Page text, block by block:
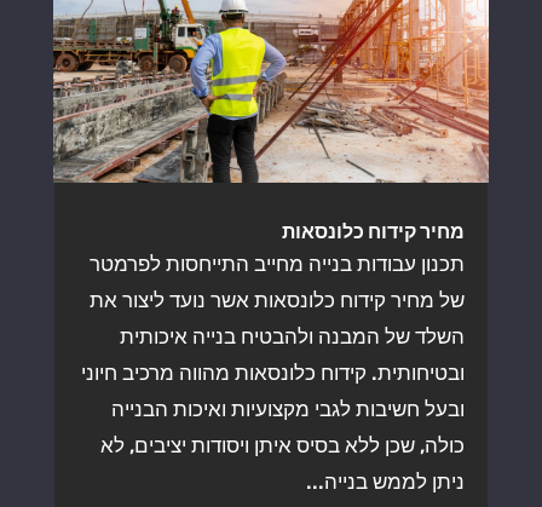
מחיר קידוח כלונסאות
תכנון עבודות בנייה מחייב התייחסות לפרמטר
של מחיר קידוח כלונסאות אשר נועד ליצור את
השלד של המבנה ולהבטיח בנייה איכותית
ובטיחותית. קידוח כלונסאות מהווה מרכיב חיוני
ובעל חשיבות לגבי מקצועיות ואיכות הבנייה
כולה, שכן ללא בסיס איתן ויסודות יציבים, לא
ניתן לממש בנייה...